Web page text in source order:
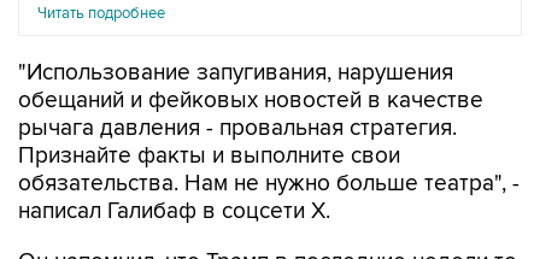
Читать подробнее
"Использование запугивания, нарушения
обещаний и фейковых новостей в качестве
рычага давления - провальная стратегия.
Признайте факты и выполните свои
обязательства. Нам не нужно больше театра", -
написал Галибаф в соцсети X.